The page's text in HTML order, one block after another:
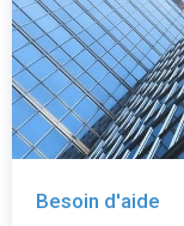
Besoin d'aide